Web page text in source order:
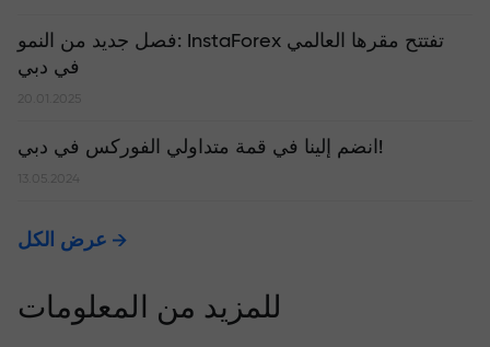
​فصل جديد من النمو: InstaForex تفتتح مقرها العالمي
في دبي
20.01.2025
انضم إلينا في قمة متداولي الفوركس في دبي!
13.05.2024
عرض الكل
للمزيد من المعلومات